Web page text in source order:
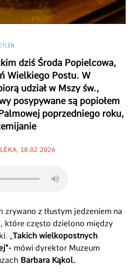
dziś Środa Popielcowa,
Wielkiego Postu. W
udział w Mszy św.,
posypywane są popiołem
poprzedniego roku,
18.02.2026
zrywano z tłustym jedzeniem na
które często dzielono między
„Takich wielkopostnych
mówi dyrektor Muzeum
Barbara Kąkol.